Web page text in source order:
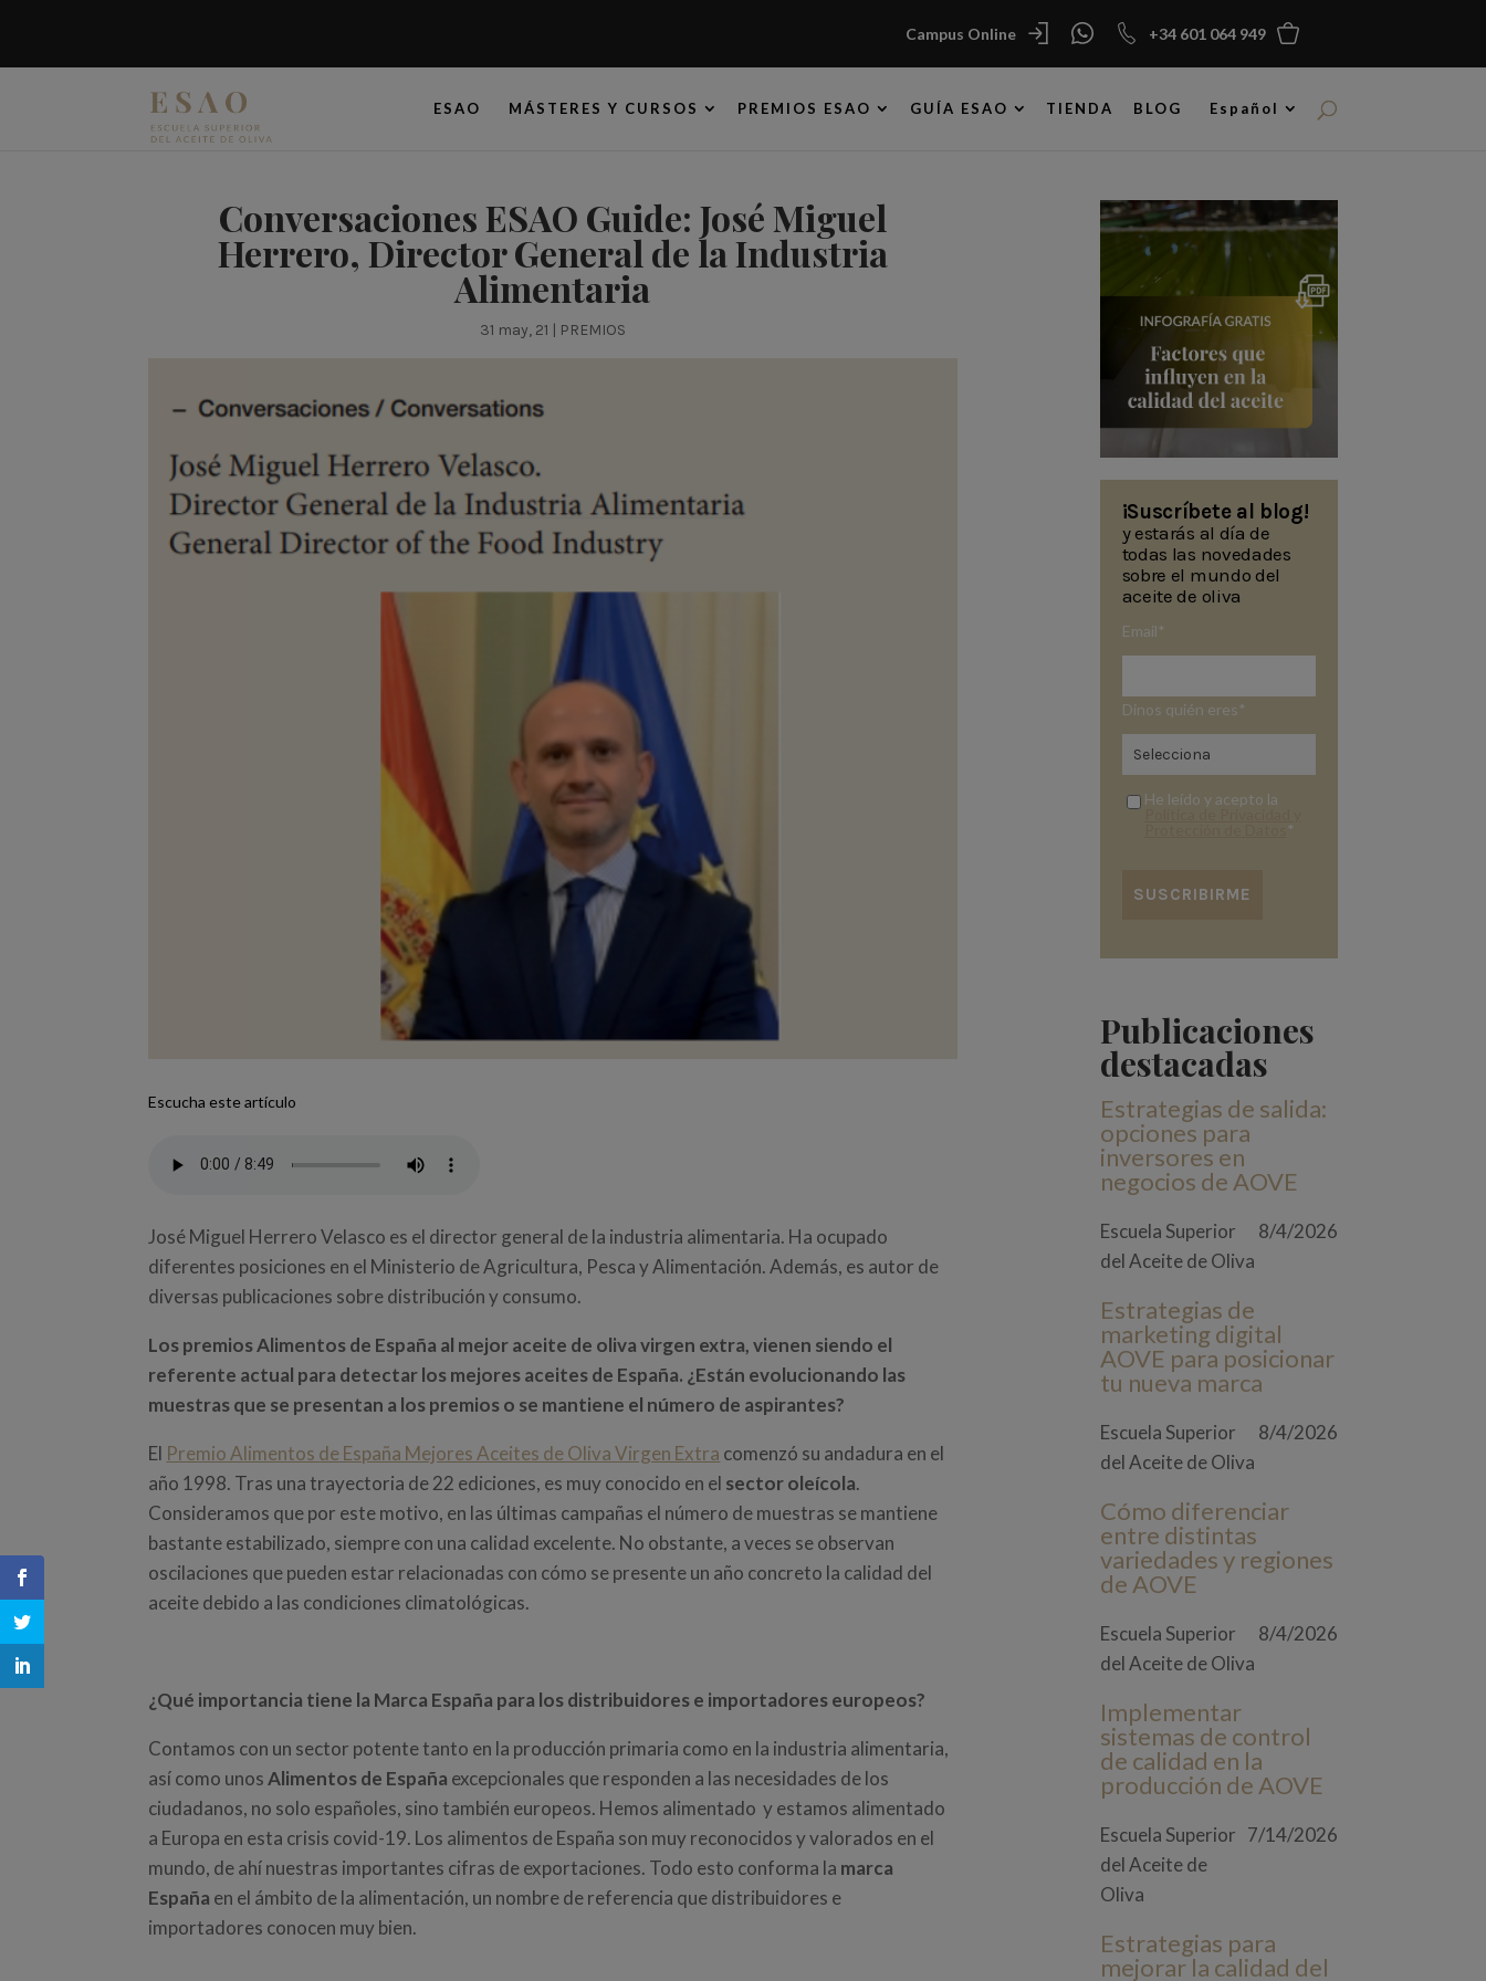
Campus Online +34 601 064 949
ESAO MÁSTERES Y CURSOS PREMIOS ESAO GUÍA ESAO TIENDA BLOG Español
Conversaciones ESAO Guide: José Miguel
Herrero, Director General de la Industria
Alimentaria
31 may, 21 | PREMIOS
Escucha este artículo
José Miguel Herrero Velasco es el director general de la industria alimentaria. Ha ocupado
diferentes posiciones en el Ministerio de Agricultura, Pesca y Alimentación. Además, es autor de
diversas publicaciones sobre distribución y consumo.
Los premios Alimentos de España al mejor aceite de oliva virgen extra, vienen siendo el
referente actual para detectar los mejores aceites de España. ¿Están evolucionando las
muestras que se presentan a los premios o se mantiene el número de aspirantes?
El Premio Alimentos de España Mejores Aceites de Oliva Virgen Extra comenzó su andadura en el
año 1998. Tras una trayectoria de 22 ediciones, es muy conocido en el sector oleícola.
Consideramos que por este motivo, en las últimas campañas el número de muestras se mantiene
bastante estabilizado, siempre con una calidad excelente. No obstante, a veces se observan
oscilaciones que pueden estar relacionadas con cómo se presente un año concreto la calidad del
aceite debido a las condiciones climatológicas.
¿Qué importancia tiene la Marca España para los distribuidores e importadores europeos?
Contamos con un sector potente tanto en la producción primaria como en la industria alimentaria,
así como unosAlimentos de España excepcionales que responden a las necesidades de los
ciudadanos, no solo españoles, sino también europeos. Hemos alimentado y estamos alimentado
a Europa en esta crisis covid-19. Los alimentos de España son muy reconocidos y valorados en el
mundo, de ahí nuestras importantes cifras de exportaciones. Todo esto conforma la marca
España en el ámbito de la alimentación, un nombre de referencia que distribuidores e
importadores conocen muy bien.
¡Suscríbete al blog!
y estarás al día de
todas las novedades
sobre el mundo del
aceite de oliva
Email *
Dinos quién eres *
He leído y acepto la
*
Publicaciones
destacadas
Estrategias de salida:
opciones para
inversores en
negocios de AOVE
Escuela Superior
del Aceite de Oliva
8/4/2026
Estrategias de
marketing digital
AOVE para posicionar
tu nueva marca
Escuela Superior
del Aceite de Oliva
8/4/2026
Cómo diferenciar
entre distintas
variedades y regiones
de AOVE
Escuela Superior
del Aceite de Oliva
8/4/2026
Implementar
sistemas de control
de calidad en la
producción de AOVE
Escuela Superior
del Aceite de
Oliva
7/14/2026
Estrategias para
mejorar la calidad del